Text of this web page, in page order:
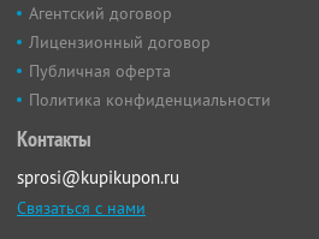
Агентский договор
Лицензионный договор
Публичная оферта
Политика конфиденциальности
Контакты
sprosi@kupikupon.ru
Связаться с нами